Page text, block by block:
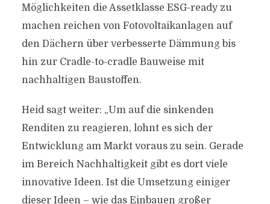
Möglichkeiten die Assetklasse ESG-ready zu
machen reichen von Fotovoltaikanlagen auf
den Dächern über verbesserte Dämmung bis
hin zur Cradle-to-cradle Bauweise mit
nachhaltigen Baustoffen.
Heid sagt weiter: „Um auf die sinkenden
Renditen zu reagieren, lohnt es sich der
Entwicklung am Markt voraus zu sein. Gerade
im Bereich Nachhaltigkeit gibt es dort viele
innovative Ideen. Ist die Umsetzung einiger
dieser Ideen – wie das Einbauen großer